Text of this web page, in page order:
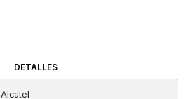
DETALLES
Alcatel